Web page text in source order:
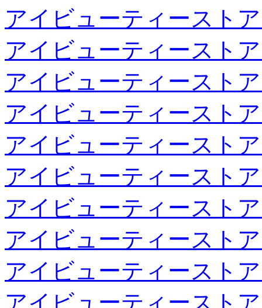
アイビューティースト
アイビューティースト
アイビューティースト
アイビューティースト
アイビューティースト
アイビューティースト
アイビューティースト
アイビューティースト
アイビューティースト
アイビューティースト